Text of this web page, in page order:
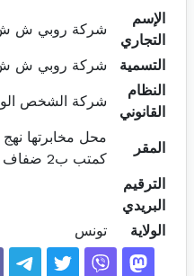
الإسم
التجاري
شركة روبي ش
التسمية
شركة روبي ش
النظام
القانوني
شركة الشخص
المقر
محل مخابرتها
كمتب ب2 ضفاف البحيرة تونس
الترقيم
البريدي
الولاية
تونس